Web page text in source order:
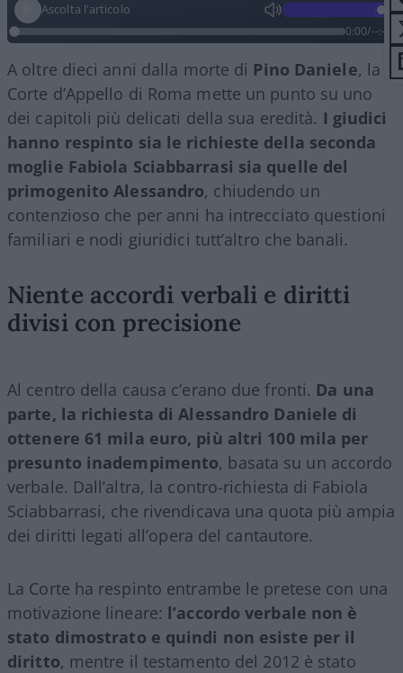
Ascolta l'articolo
0:00/--:--
A oltre dieci anni dalla morte di Pino Daniele, la
Corte d’Appello di Roma mette un punto su uno
dei capitoli più delicati della sua eredità. I giudici
hanno respinto sia le richieste della seconda
moglie Fabiola Sciabbarrasi sia quelle del
primogenito Alessandro, chiudendo un
contenzioso che per anni ha intrecciato questioni
familiari e nodi giuridici tutt’altro che banali.
Niente accordi verbali e diritti
divisi con precisione
Al centro della causa c’erano due fronti. Da una
parte, la richiesta di Alessandro Daniele di
ottenere 61 mila euro, più altri 100 mila per
presunto inadempimento, basata su un accordo
verbale. Dall’altra, la contro-richiesta di Fabiola
Sciabbarrasi, che rivendicava una quota più ampia
dei diritti legati all’opera del cantautore.
La Corte ha respinto entrambe le pretese con una
motivazione lineare: l’accordo verbale non è
stato dimostrato e quindi non esiste per il
diritto, mentre il testamento del 2012 è stato